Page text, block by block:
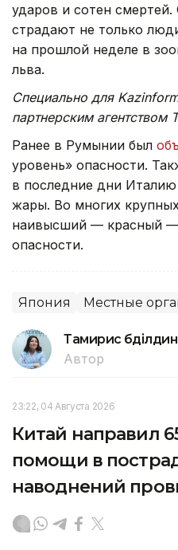
ударов и сотен
страдают не только
на прошлой неделе в
льва.
Специально для
партнерским агентством
Ранее в Румынии был
уровень» опасности.
в последние дни Италию
жары. Во многих
наивысший — красный —
опасности.
Япония Местные
Тамирис
Автор
23:22, 04 Августа 2026
Китай направил
помощи в
наводнений